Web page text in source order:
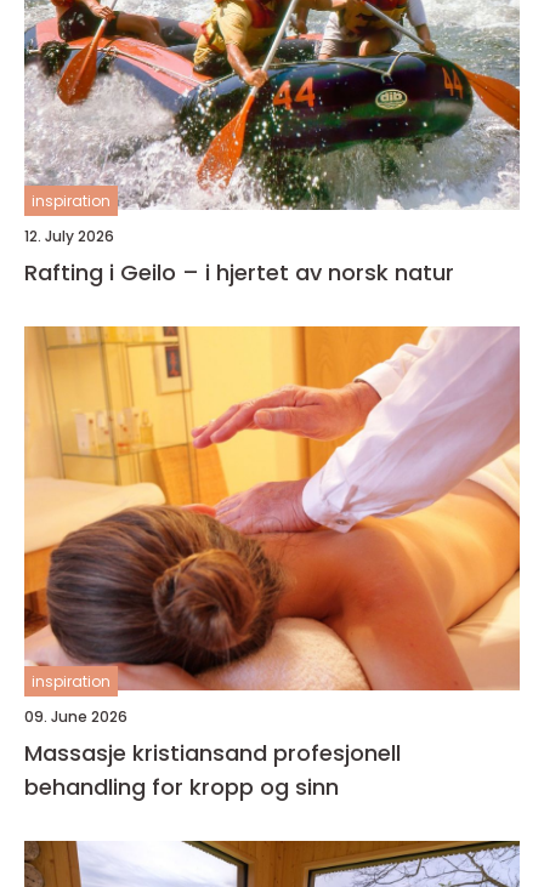
inspiration
12. July 2026
Rafting i Geilo – i hjertet av norsk natur
inspiration
09. June 2026
Massasje kristiansand profesjonell
behandling for kropp og sinn